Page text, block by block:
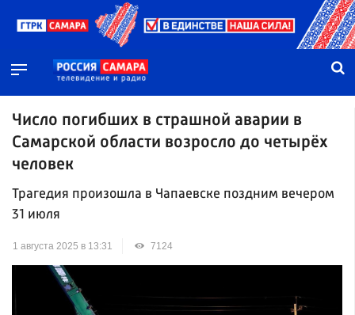
Число погибших в страшной аварии в
Самарской области возросло до четырёх
человек
Трагедия произошла в Чапаевске поздним вечером
31 июля
1 августа 2025 в 13:31 7124